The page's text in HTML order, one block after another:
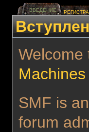
ВВЕДЕНИЕ
SMF is
forum